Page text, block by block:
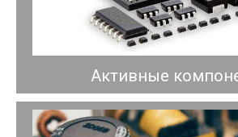
Активные